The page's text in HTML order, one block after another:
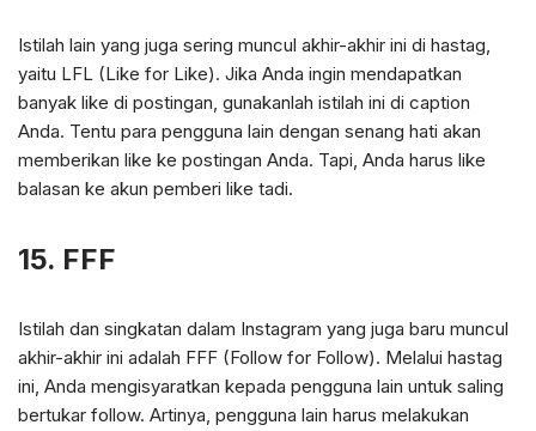
Istilah lain yang juga sering muncul akhir-akhir ini di hastag,
yaitu LFL (Like for Like). Jika Anda ingin mendapatkan
banyak like di postingan, gunakanlah istilah ini di caption
Anda. Tentu para pengguna lain dengan senang hati akan
memberikan like ke postingan Anda. Tapi, Anda harus like
balasan ke akun pemberi like tadi.
15. FFF
Istilah dan singkatan dalam Instagram yang juga baru muncul
akhir-akhir ini adalah FFF (Follow for Follow). Melalui hastag
ini, Anda mengisyaratkan kepada pengguna lain untuk saling
bertukar follow. Artinya, pengguna lain harus melakukan